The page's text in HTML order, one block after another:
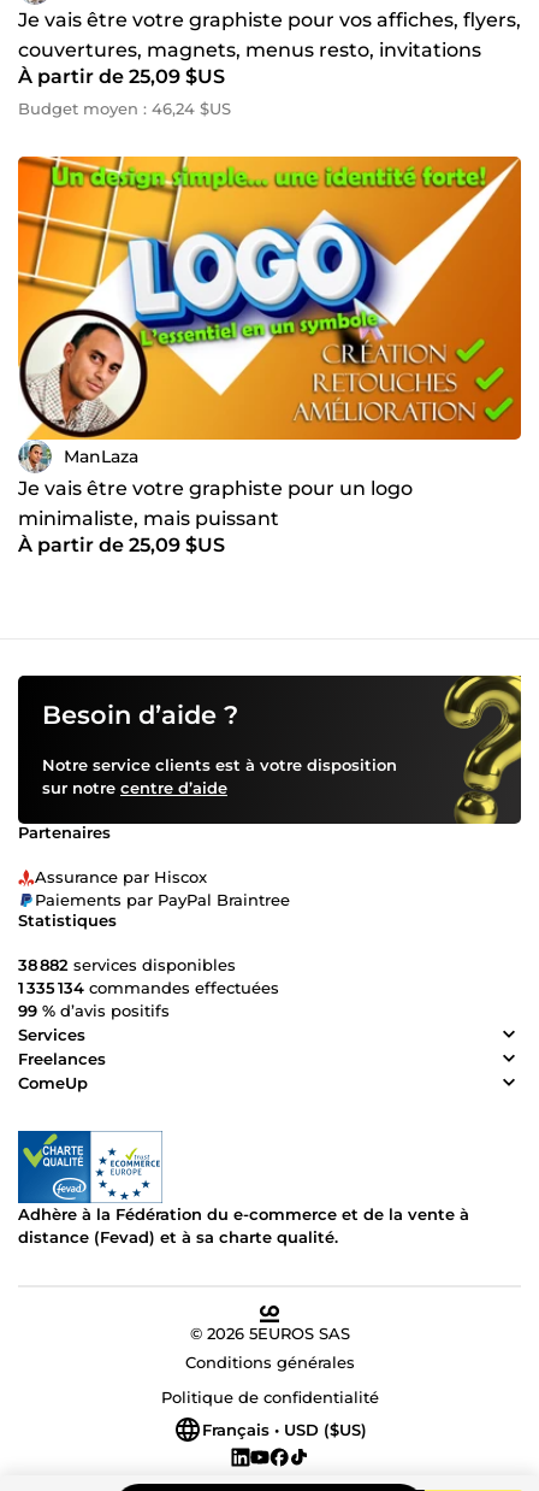
Je vais être votre graphiste pour vos affiches, flyers,
couvertures, magnets, menus resto, invitations
À partir de 25,09 $US
Budget moyen : 46,24 $US
ManLaza
Je vais être votre graphiste pour un logo
minimaliste, mais puissant
À partir de 25,09 $US
Besoin d’aide ?
Notre service clients est à votre disposition
sur notre centre d’aide
Partenaires
Assurance par Hiscox
Paiements par PayPal Braintree
Statistiques
38 882 services disponibles
1 335 134 commandes effectuées
99 % d’avis positifs
Services
Freelances
ComeUp
Adhère à la Fédération du e-commerce et de la vente à
distance (Fevad) et à sa charte qualité.
© 2026 5EUROS SAS
Conditions générales
Politique de confidentialité
Français • USD ($US)